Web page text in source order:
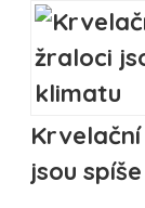
jsou